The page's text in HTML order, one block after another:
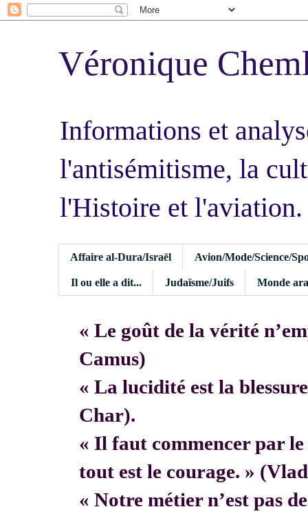
Véronique
Informations et
l'antisémitisme, la
l'Histoire et l'aviation.
Affaire al-Dura/Israël Avion/Mode/Science/
Il ou elle a dit... Judaïsme/Juifs Monde
« Le goût de la vérité
Camus)
« La lucidité est la
Char).
« Il faut commencer par le
tout est le courage. »
« Notre métier n’est pas